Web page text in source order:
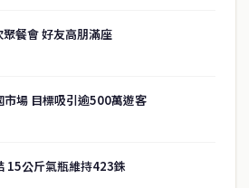
餐會 好友高朋滿座
市場 目標吸引逾500萬遊客
15公斤氣瓶維持423銖